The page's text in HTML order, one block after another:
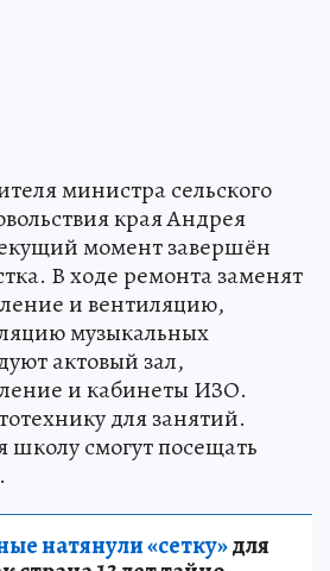
министра сельского
края Андрея
момент завершён
В ходе ремонта заменят
и вентиляцию,
музыкальных
актовый зал,
и кабинеты ИЗО.
для занятий.
смогут посещать